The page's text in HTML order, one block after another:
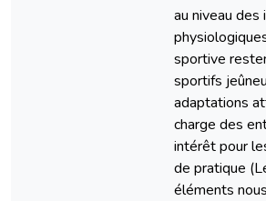
au niveau des
sportive
sportifs
adaptations
charge des
intérêt pour
de pratique
éléments